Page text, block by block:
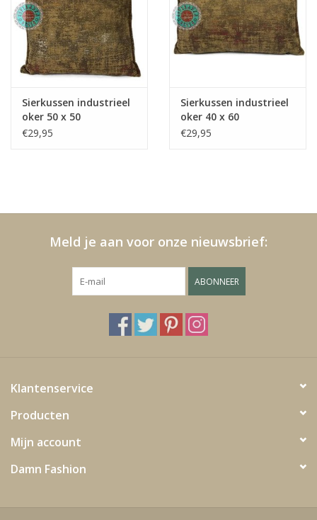
Sierkussen industrieel
oker 50 x 50
€29,95
Sierkussen industrieel
oker 40 x 60
€29,95
Meld je aan voor onze nieuwsbrief:
ABONNEER
Klantenservice
Producten
Mijn account
Damn Fashion